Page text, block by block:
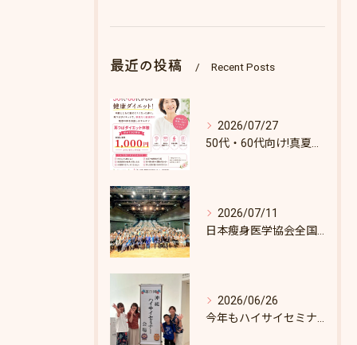
最近の投稿 Recent Posts
2026/07/27
2026/07/11
2026/06/26